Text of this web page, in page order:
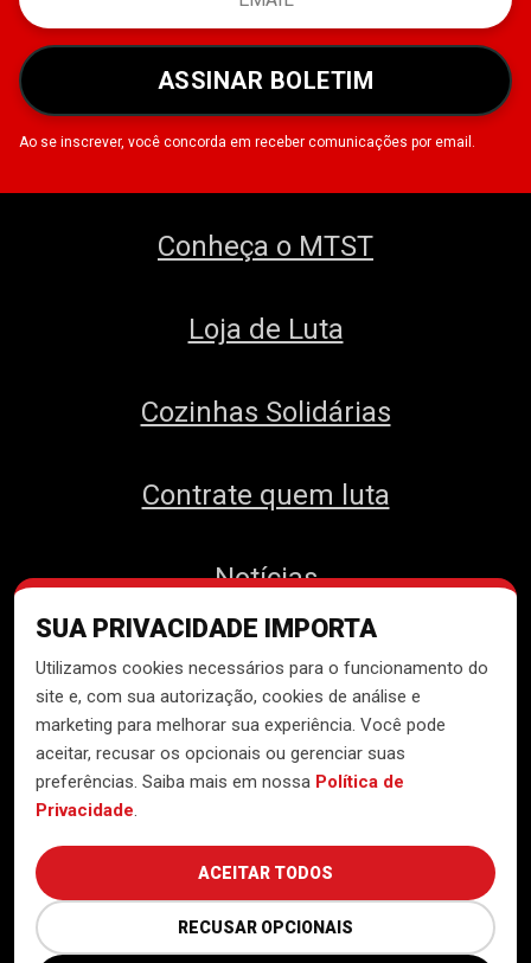
SUA PRIVACIDADE IMPORTA
Utilizamos cookies necessários para o funcionamento do
site e, com sua autorização, cookies de análise e
marketing para melhorar sua experiência. Você pode
aceitar, recusar os opcionais ou gerenciar suas
preferências. Saiba mais em nossa Política de
Privacidade.
ACEITAR TODOS
RECUSAR OPCIONAIS
ASSINAR BOLETIM
Ao se inscrever, você concorda em receber comunicações por email.
Conheça o MTST
Loja de Luta
Cozinhas Solidárias
Contrate quem luta
Notícias
Contato
Desenvolvido peloNúcleo de
Tecnologia do MTST